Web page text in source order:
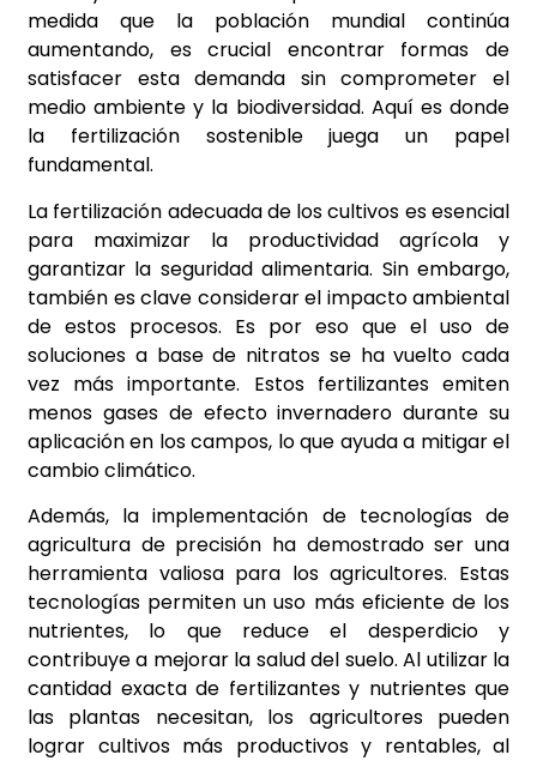
medida que la población mundial continúa
aumentando, es crucial encontrar formas de
satisfacer esta demanda sin comprometer el
medio ambiente y la biodiversidad. Aquí es donde
la fertilización sostenible juega un papel
fundamental.
La fertilización adecuada de los cultivos es esencial
para maximizar la productividad agrícola y
garantizar la seguridad alimentaria. Sin embargo,
también es clave considerar el impacto ambiental
de estos procesos. Es por eso que el uso de
soluciones a base de nitratos se ha vuelto cada
vez más importante. Estos fertilizantes emiten
menos gases de efecto invernadero durante su
aplicación en los campos, lo que ayuda a mitigar el
cambio climático.
Además, la implementación de tecnologías de
agricultura de precisión ha demostrado ser una
herramienta valiosa para los agricultores. Estas
tecnologías permiten un uso más eficiente de los
nutrientes, lo que reduce el desperdicio y
contribuye a mejorar la salud del suelo. Al utilizar la
cantidad exacta de fertilizantes y nutrientes que
las plantas necesitan, los agricultores pueden
lograr cultivos más productivos y rentables, al